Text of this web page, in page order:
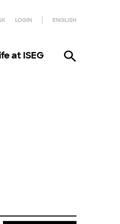
LOGIN ENGLISH
at ISEG